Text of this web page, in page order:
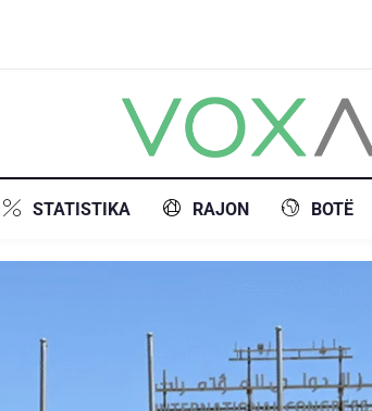
STATISTIKA RAJON BOTË